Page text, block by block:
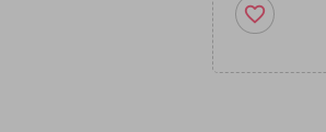
favorite_border